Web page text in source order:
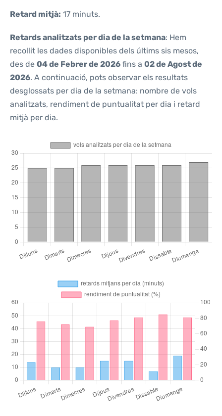
Retard mitjà: 17 minuts.
Retards analitzats per dia de la setmana: Hem
recollit les dades disponibles dels últims sis mesos,
des de 04 de Febrer de 2026 fins a 02 de Agost de
2026. A continuació, pots observar els resultats
desglossats per dia de la setmana: nombre de vols
analitzats, rendiment de puntualitat per dia i retard
mitjà per dia.